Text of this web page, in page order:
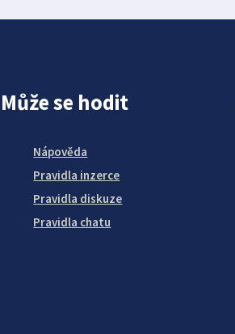
Může se hodit
Nápověda
Pravidla inzerce
Pravidla diskuze
Pravidla chatu